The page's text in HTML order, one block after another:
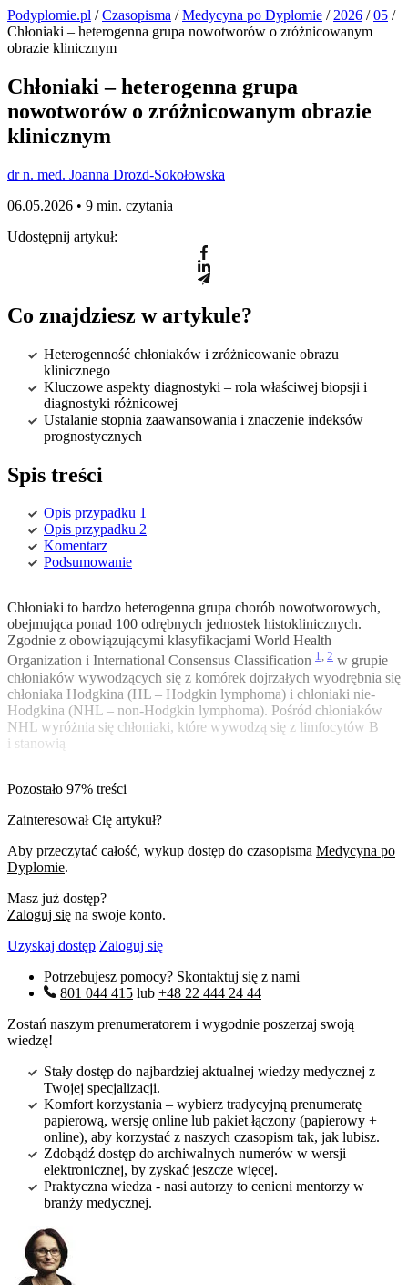
Podyplomie.pl /Czasopisma /Medycyna po Dyplomie / 2026 /05 /
Chłoniaki – heterogenna grupa nowotworów o zróżnicowanym
obrazie klinicznym
Chłoniaki – heterogenna grupa
nowotworów o zróżnicowanym obrazie
klinicznym
dr n. med. Joanna Drozd-Sokołowska
06.05.2026 • 9 min. czytania
Udostępnij artykuł:
Co znajdziesz w artykule?
Heterogenność chłoniaków i zróżnicowanie obrazu
klinicznego
Kluczowe aspekty diagnostyki – rola właściwej biopsji i
diagnostyki różnicowej
Ustalanie stopnia zaawansowania i znaczenie indeksów
prognostycznych
Spis treści
Opis przypadku 1
Opis przypadku 2
Komentarz
Podsumowanie
Chłoniaki to bardzo heterogenna grupa chorób nowotworowych,
obejmująca ponad 100 odrębnych jednostek histo­klinicznych.
Zgodnie z obowiązującymi klasyfikacjami World Health
Organization i International Consensus Classification 1, 2 w grupie
chłoniaków wywodzących się z komórek dojrzałych wyodrębnia się
chłoniaka Hodgkina (HL – Hodgkin lymphoma) i chłoniaki nie-
Hodgkina (NHL – non-Hodgkin lymphoma). Pośród chłoniaków
NHL wyróżnia się chłoniaki, które wywodzą się z limfocytów B
i stanowią
Pozostało 97% treści
Zainteresował Cię artykuł?
Aby przeczytać całość, wykup dostęp do czasopisma Medycyna po
Dyplomie.
Masz już dostęp?
Zaloguj się na swoje konto.
Uzyskaj dostęp Zaloguj się
Potrzebujesz pomocy? Skontaktuj się z nami
801 044 415 lub +48 22 444 24 44
Zostań naszym prenumeratorem i wygodnie poszerzaj swoją
wiedzę!
Stały dostęp do najbardziej aktualnej wiedzy medycznej z
Twojej specjalizacji.
Komfort korzystania – wybierz tradycyjną prenumeratę
papierową, wersję online lub pakiet łączony (papierowy +
online), aby korzystać z naszych czasopism tak, jak lubisz.
Zdobądź dostęp do archiwalnych numerów w wersji
elektronicznej, by zyskać jeszcze więcej.
Praktyczna wiedza - nasi autorzy to cenieni mentorzy w
branży medycznej.